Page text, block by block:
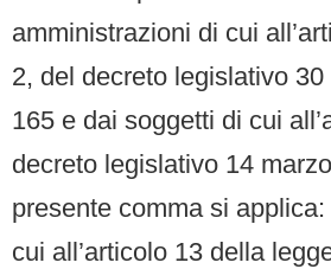
amministrazioni di cui
2, del decreto legislativo
165 e dai soggetti di cui
decreto legislativo 14
presente comma si
cui all’articolo 13 della